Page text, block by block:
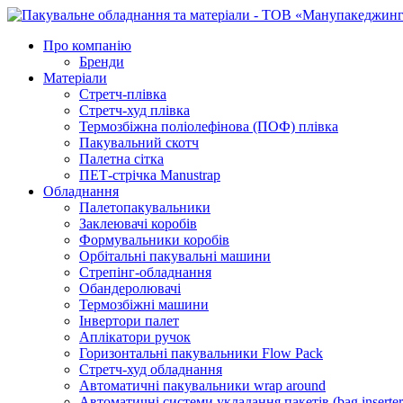
Про компанію
Бренди
Матеріали
Стретч-плівка
Стретч-худ плівка
Термозбіжна поліолефінова (ПОФ) плівка
Пакувальний скотч
Палетна сітка
ПЕТ-стрічка Manustrap
Обладнання
Палетопакувальники
Заклеювачі коробів
Формувальники коробів
Орбітальні пакувальні машини
Стрепінг-обладнання
Обандеролювачі
Термозбіжні машини
Інвертори палет
Аплікатори ручок
Горизонтальні пакувальники Flow Pack
Стретч-худ обладнання
Автоматичні пакувальники wrap around